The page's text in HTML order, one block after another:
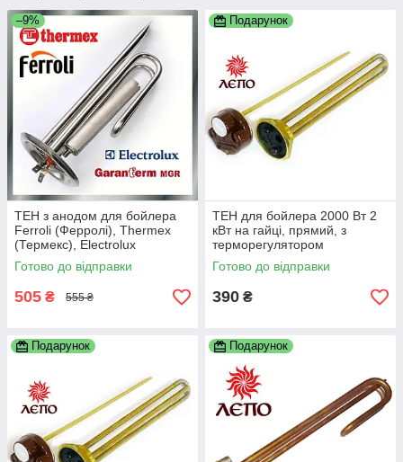
–9%
ТЕН з анодом для бойлера
Ferroli (Ферролі), Thermex
(Термекс), Electrolux
(Електролюкс), Garanterm
(Гарантерм) 1500 Вт
Готово до відправки
505 ₴ 555 ₴
Подарунок
ТЕН для бойлера 2000 Вт 2
кВт на гайці, прямий, з
терморегулятором
Готово до відправки
390 ₴
Подарунок Подарунок